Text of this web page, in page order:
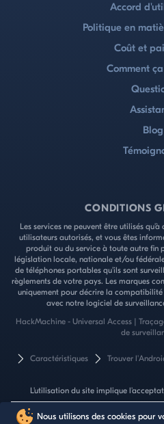
Accord
Politique en
Coût et
Comment
Blog
CONDITIONS
Les services ne peuvent être utilisés
utilisateurs autorisés, et vous êtes
produit ou du service à toute autre fin
législation locale, nationale et/ou
de téléphones portables qu'ils sont
règlements de votre pays. Les marques
uniquement pour décrire la
avec notre logiciel de
HackMachine - Universal Access |
de
Caractéristiques Trouver
L'utilisation du site implique
Nous utilisons des cookies pour